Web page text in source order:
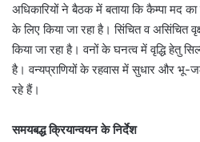
अधिकारियों ने बैठक में बताया कि कैम्पा मद का
के लिए किया जा रहा है। सिंचित व असिंचित
किया जा रहा है। वनों के घनत्व में वृद्धि हेतु
है। वन्यप्राणियों के रहवास में सुधार और भू-
रहे हैं।
समयबद्ध क्रियान्वयन के निर्देश